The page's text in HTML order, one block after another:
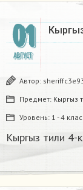
01
АВГУСТ
Автор:
Предмет: Кыргыз
Уровень: 1 - 4
Кыргыз тили 4-